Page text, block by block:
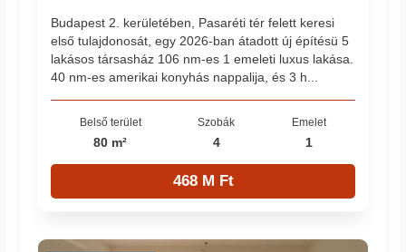
Budapest 2. kerületében, Pasaréti tér felett keresi
első tulajdonosát, egy 2026-ban átadott új építésü 5
lakásos társasház 106 nm-es 1 emeleti luxus lakása.
40 nm-es amerikai konyhás nappalija, és 3 h...
Belső terület
80 m²
Szobák
4
Emelet
1
468 M Ft